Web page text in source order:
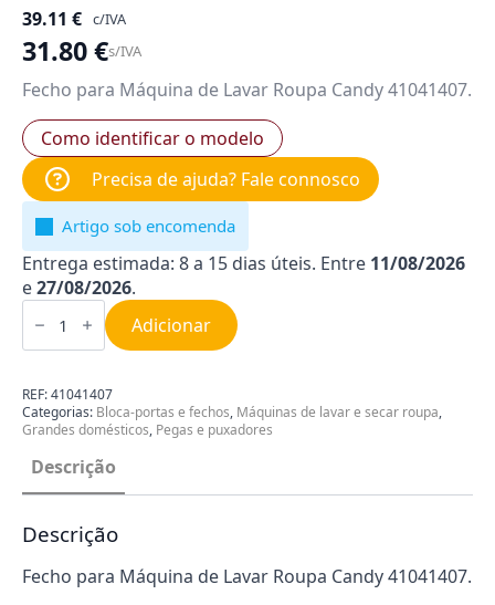
39.11 € c/IVA
31.80€s/IVA
Fecho para Máquina de Lavar Roupa Candy 41041407.
Como identificar o modelo
Precisa de ajuda? Fale connosco
Artigo sob encomenda
Entrega estimada: 8 a 15 dias úteis. Entre 11/08/2026
e27/08/2026.
Quantidade
de
para
de
Lavar
Roupa
Candy
41041407
Adicionar
REF:41041407
Categorias: Bloca-portas e fechos, Máquinas de lavar e secar roupa,
Grandes domésticos, Pegas e puxadores
Descrição
Descrição
Fecho para Máquina de Lavar Roupa Candy 41041407.